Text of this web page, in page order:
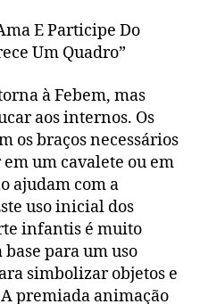
E Participe Do
Um Quadro”
à Febem, mas
aos internos. Os
os braços necessários
um cavalete ou em
ajudam com a
uso inicial dos
infantis é muito
para um uso
simbolizar objetos e
premiada animação